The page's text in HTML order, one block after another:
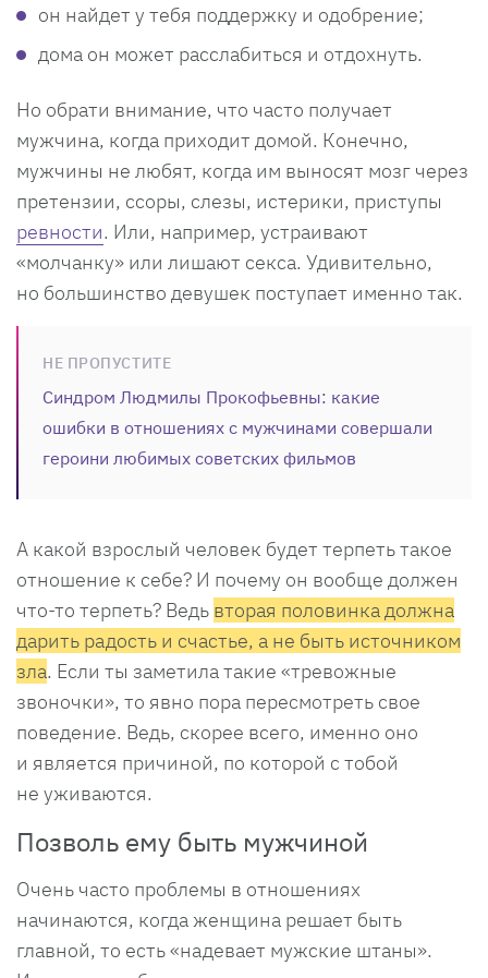
он найдет у тебя поддержку и одобрение;
дома он может расслабиться и отдохнуть.
Но обрати внимание, что часто получает
мужчина, когда приходит домой. Конечно,
мужчины не любят, когда им выносят мозг через
претензии, ссоры, слезы, истерики, приступы
ревности. Или, например, устраивают
«молчанку» или лишают секса. Удивительно,
но большинство девушек поступает именно так.
НЕ ПРОПУСТИТЕ
Синдром Людмилы Прокофьевны: какие
ошибки в отношениях с мужчинами совершали
героини любимых советских фильмов
А какой взрослый человек будет терпеть такое
отношение к себе? И почему он вообще должен
что-то терпеть? Ведь вторая половинка должна
дарить радость и счастье, а не быть источником
зла. Если ты заметила такие «тревожные
звоночки», то явно пора пересмотреть свое
поведение. Ведь, скорее всего, именно оно
и является причиной, по которой с тобой
не уживаются.
Позволь ему быть мужчиной
Очень часто проблемы в отношениях
начинаются, когда женщина решает быть
главной, то есть «надевает мужские штаны».